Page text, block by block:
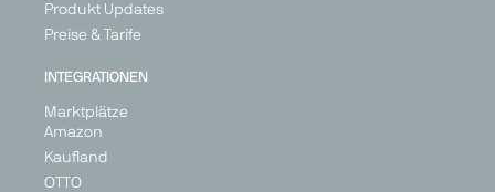
Produkt Updates
Preise & Tarife
INTEGRATIONEN
Marktplätze
Amazon
Kaufland
OTTO